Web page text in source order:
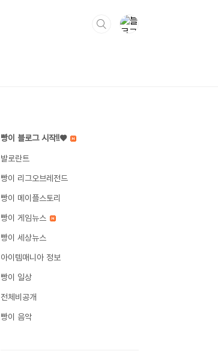
빵이 블로그 시작!!♥
발로란트
빵이 리그오브레전드
빵이 메이플스토리
빵이 게임뉴스
빵이 세상뉴스
아이템매니아 정보
빵이 일상
전체비공개
빵이 음악